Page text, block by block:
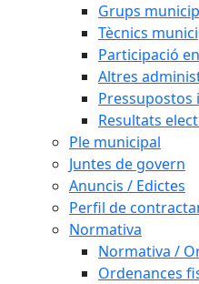
Grups
Tècnics
Participació
Altres
Pressupostos
Resultats
Ple municipal
Juntes de govern
Anuncis / Edictes
Perfil de
Normativa
Normativa /
Ordenances